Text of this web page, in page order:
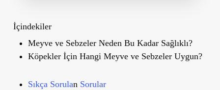
İçindekiler
Meyve ve Sebzeler Neden Bu Kadar Sağlıklı?
Köpekler İçin Hangi Meyve ve Sebzeler Uygun?
Sıkça SorulanSorular